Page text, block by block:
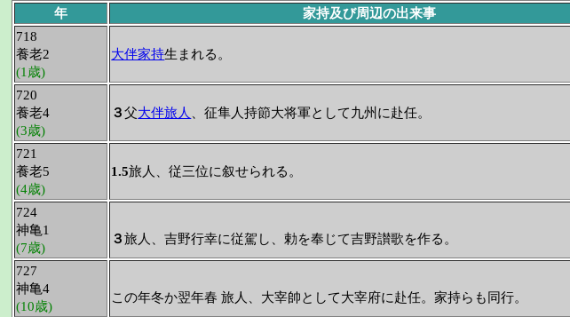
年 家持及び周辺の出来事
718
養老2
(1歳)
大伴家持生まれる。
720
養老4
(3歳)
３父大伴旅人 、征隼人持節大将軍として九州に赴任。
721
養老5
(4歳)
1.5旅人、従三位に叙せられる。
724
神亀1
(7歳)
３旅人、吉野行幸に従駕し、勅を奉じて吉野讃歌を作る。
727
神亀4
(10歳)
この年冬か翌年春 旅人、大宰帥として大宰府に赴任。家持らも同行。